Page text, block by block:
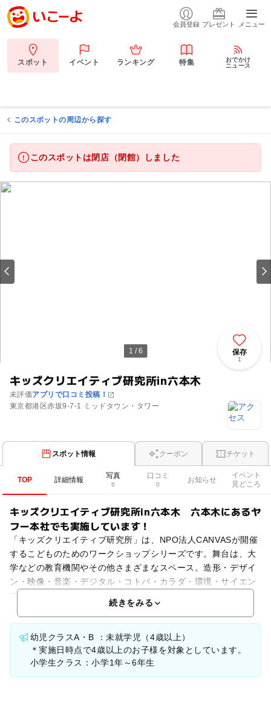
会員登録 プレゼント メニュー
スポット イベント ランキング 特集
おでかけ
ニュース
このスポットの周辺から探す
このスポットは閉店（閉館）しました
1 / 6
キッズクリエイティブ研究所in六本木
未評価アプリで口コミ投稿！
東京都港区赤坂9-7-1 ミッドタウン・タワー
保存
1
スポット情報 クーポン チケット
TOP 詳細情報 写真
6
口コミ
0
お知らせ
イベント
見どころ
キッズクリエイティブ研究所in六本木 六本木にあるヤ
フー本社でも実施しています！
「キッズクリエイティブ研究所」は、NPO法人CANVASが開催
するこどものためのワークショップシリーズです。舞台は、大
学などの教育機関やその他さまざまなスペース。造形・デザイ
ン・映像・音楽・デジタル・コトバ・カラダ・環境・サイエン
続きをみる
幼児クラスA・B ：未就学児（4歳以上）
＊実施日時点で4歳以上のお子様を対象としています。
小学生クラス：小学1年～6年生